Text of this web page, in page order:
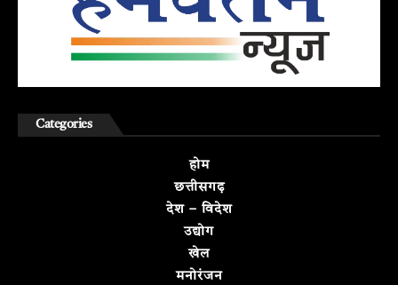
Categories
होम
छत्तीसगढ़
देश – विदेश
उद्योग
खेल
मनोरंजन